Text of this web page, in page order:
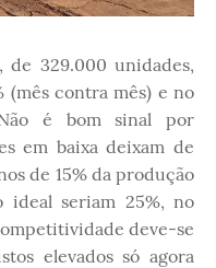
de 329.000 unidades,
(mês contra mês) e no
é bom sinal por
em baixa deixam de
de 15% da produção
ideal seriam 25%, no
deve-se
elevados só agora